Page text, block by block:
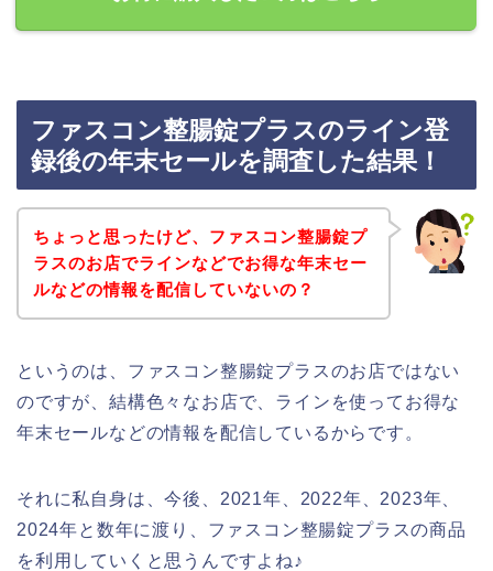
ファスコン整腸錠プラスのライン登
録後の年末セールを調査した結果！
ちょっと思ったけど、ファスコン整腸錠プ
ラスのお店でラインなどでお得な年末セー
ルなどの情報を配信していないの？
というのは、ファスコン整腸錠プラスのお店ではない
のですが、結構色々なお店で、ラインを使ってお得な
年末セールなどの情報を配信しているからです。
それに私自身は、今後、2021年、2022年、2023年、
2024年と数年に渡り、ファスコン整腸錠プラスの商品
を利用していくと思うんですよね♪